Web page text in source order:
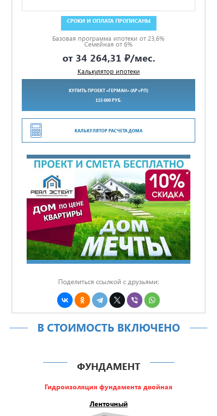
ГАРАНТИЯ 5 ЛЕТ ПО ДОГОВОРУ
Базовая программа ипотеки от 23,6%
Семейная от 6%
от 34 264,31 ₽/мес.
Калькулятор ипотеки
КУПИТЬ ПРОЕКТ «ГЕРМАН» (АР+РП)
115 000 РУБ.
КАЛЬКУЛЯТОР РАСЧЕТА ДОМА
Поделиться ссылкой с друзьями:
В СТОИМОСТЬ ВКЛЮЧЕНО
ФУНДАМЕНТ
Гидроизоляция фундамента двойная
Ленточный